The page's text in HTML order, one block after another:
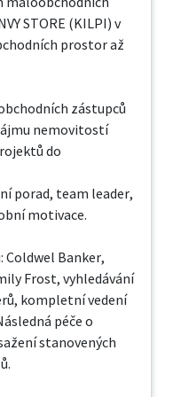
STORE (KILPI) v
prostor až
zástupců
nemovitostí
do
porad, team leader,
motivace.
Coldwel Banker,
Frost, vyhledávání
kompletní vedení
péče o
stanovených